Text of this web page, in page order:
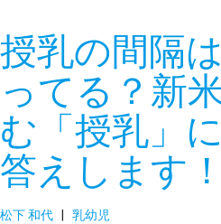
授乳の間隔
ってる？新
む「授乳」
答えします！
松下 和代 | 乳幼児